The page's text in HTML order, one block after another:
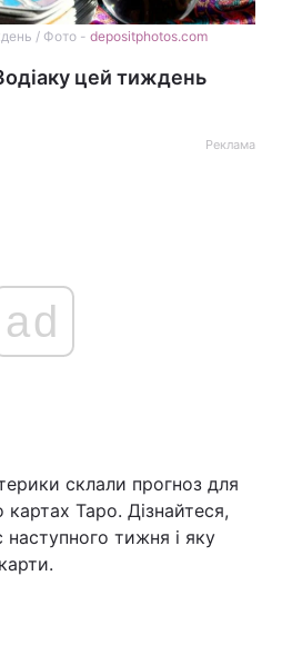
/ Фото - depositphotos.com
цей тиждень
Реклама
ad
склали прогноз для
картах Таро. Дізнайтеся,
тижня і яку